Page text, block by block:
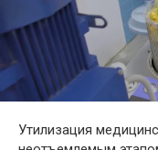
Утилизация